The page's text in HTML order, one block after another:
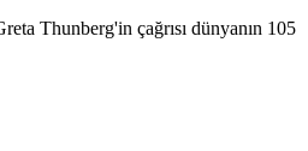
Thunberg'in çağrısı dünyanın 105